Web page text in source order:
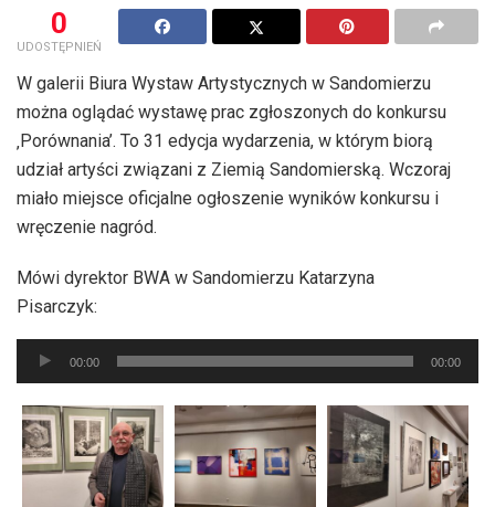
0
UDOSTĘPNIEŃ
W galerii Biura Wystaw Artystycznych w Sandomierzu
można oglądać wystawę prac zgłoszonych do konkursu
‚Porównania’. To 31 edycja wydarzenia, w którym biorą
udział artyści związani z Ziemią Sandomierską. Wczoraj
miało miejsce oficjalne ogłoszenie wyników konkursu i
wręczenie nagród.
Mówi dyrektor BWA w Sandomierzu Katarzyna
Pisarczyk:
Odtwarzacz
plików
dźwiękowych
00:00 00:00